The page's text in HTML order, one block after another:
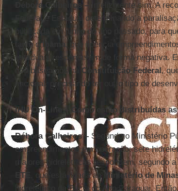
Débora Calheiros –
Infelizmente sim. A
Federal e Estadual determinando a
publicada em junho do ano passado, para
tanto oIbama, que licencia
estaduais responderam de forma negativa.
nos baseamos na Constituição Federal,
nacional, precisando ter outro tipo de
IHU On-Line – Como estão distribuídas
Débora Calheiros –Segundo o Ministério
empreendimentos em operação: sete
maiores hidrelétricas respondem, segundo a
ETE
, que está ligada ao Ministério de
hidrelétrico da Bacia do Alto Paraguai.